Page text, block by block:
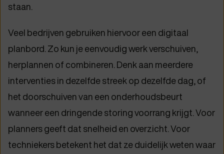
staan.
Veel bedrijven gebruiken hiervoor een digitaal
planbord. Zo kun je eenvoudig werk verschuiven,
herplannen of combineren. Denk aan meerdere
interventies in dezelfde streek op dezelfde dag, of
het doorschuiven van een onderhoudsbeurt
wanneer een dringende storing voorrang krijgt. Voor
planners geeft dat snelheid en overzicht. Voor
techniekers betekent het dat ze duidelijk weten waar